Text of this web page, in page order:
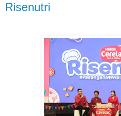
Risenutri